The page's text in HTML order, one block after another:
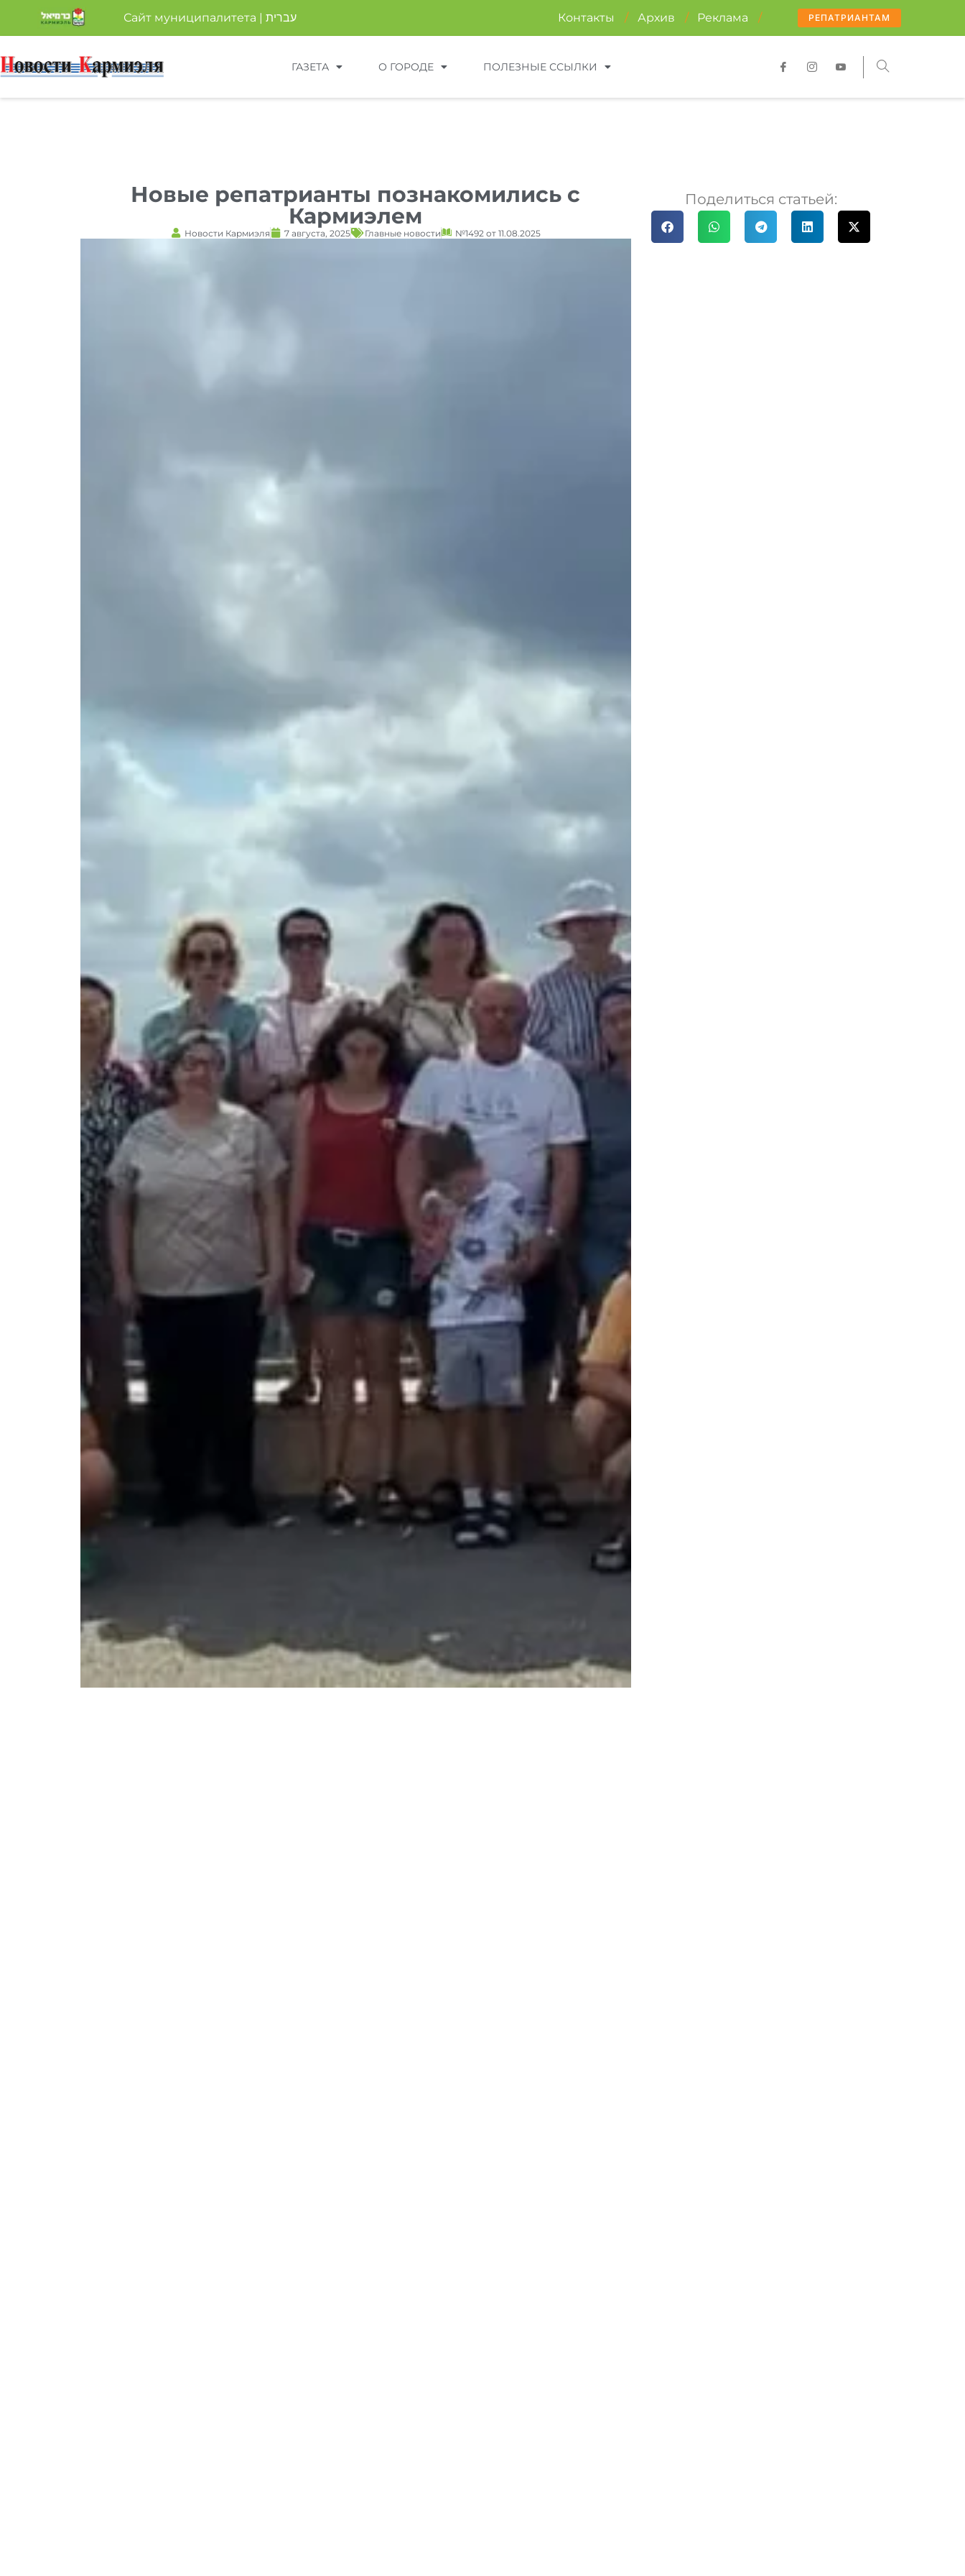
Сайт муниципалитета | עברית Контакты / Архив / Реклама / РЕПАТРИАНТАМ
ГАЗЕТА О ГОРОДЕ ПОЛЕЗНЫЕ ССЫЛКИ
Новые репатрианты познакомились с
Кармиэлем
Новости Кармиэля 7 августа, 2025 Главные новости №1492 от 11.08.2025
Поделиться статьей: